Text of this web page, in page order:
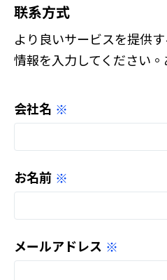
联系方式
より良いサービスを提供
情報を入力してください
会社名
お名前
メールアドレス